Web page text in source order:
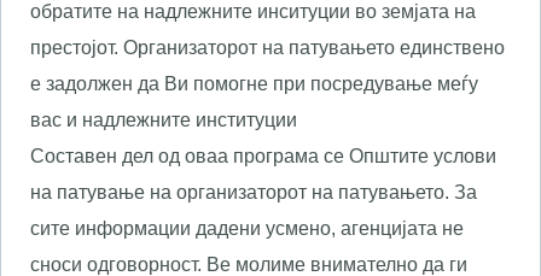
обратите на надлежните инситуции во земјата на
престојот. Организаторот на патувањето единствено
е задолжен да Ви помогне при посредување меѓу
вас и надлежните институции
Составен дел од оваа програма се Општите услови
на патување на организаторот на патувањето. За
сите информации дадени усмено, агенцијата не
сноси одговорност. Ве молиме внимателно да ги